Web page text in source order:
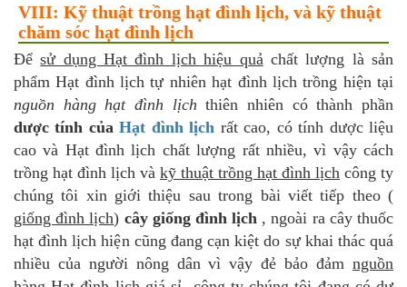
VIII: Kỹ thuật trồng hạt đình lịch, và kỹ thuật
chăm sóc hạt đình lịch
Đểsử dụng Hạt đình lịch hiệu quả chất lượng là sản
phẩm Hạt đình lịch tự nhiên hạt đình lịch trồng hiện tại
nguồn hàng hạt đình lịch thiên nhiên có thành phần
dược tính củaHạt đình lịch rất cao, có tính dược liệu
cao và Hạt đình lịch chất lượng rất nhiều, vì vậy cách
trồng hạt đình lịch và kỹ thuật trồng hạt đình lịch công ty
chúng tôi xin giới thiệu sau trong bài viết tiếp theo (
giống đình lịch) cây giống đình lịch , ngoài ra cây thuốc
hạt đình lịch hiện cũng đang cạn kiệt do sự khai thác quá
nhiều của người nông dân vì vậy đẻ bảo đảm nguồn